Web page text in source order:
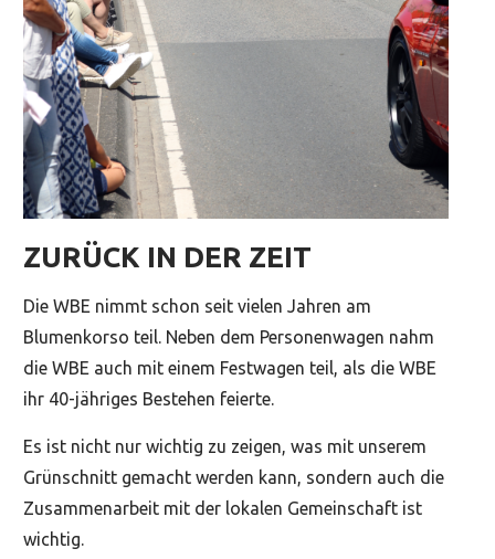
ZURÜCK IN DER ZEIT
Die WBE nimmt schon seit vielen Jahren am
Blumenkorso teil. Neben dem Personenwagen nahm
die WBE auch mit einem Festwagen teil, als die WBE
ihr 40-jähriges Bestehen feierte.
Es ist nicht nur wichtig zu zeigen, was mit unserem
Grünschnitt gemacht werden kann, sondern auch die
Zusammenarbeit mit der lokalen Gemeinschaft ist
wichtig.